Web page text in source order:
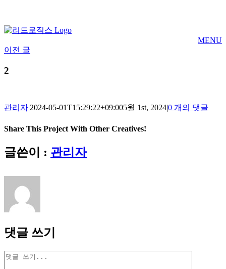
content
MENU
이전 글
2
관리자|2024-05-01T15:29:22+09:005월 1st, 2024|0 개의 댓글
Share This Project With Other Creatives!
Facebook
Twitter
Pinterest
이
메
글쓴이 : 관리자
댓글 쓰기
댓